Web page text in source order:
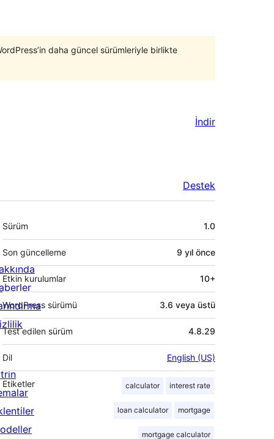
daha güncel sürümleriyle birlikte
İndir
Destek
Meta
Sürüm 1.0
Son güncelleme 9 yıl önce
Etkin kurulumlar 10+
WordPress sürümü 3.6 veya üstü
Test edilen sürüm 4.8.29
Dil English (US)
Etiketler calculator interest rate
loan calculator mortgage
mortgage calculator